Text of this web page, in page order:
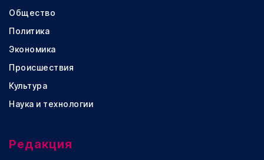
Общество
Политика
Экономика
Происшествия
Культура
Наука и технологии
Редакция